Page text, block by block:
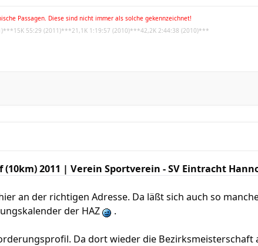
Passagen. Diese sind nicht immer als solche gekennzeichnet!
55:29 (2011)***21,1K 1:19:57 (2010)***42,2K 2:44:38 (2010)***
(10km) 2011 | Verein Sportverein - SV Eintracht
an der richtigen Adresse. Da läßt sich auch so
der HAZ
.
Da dort wieder die Bezirksmeisterschaft